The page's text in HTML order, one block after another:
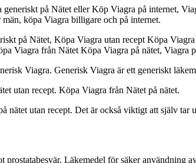
på Nätet eller Köp Viagra på internet,
köpa Viagra billigare och på internet.
på Nätet, Köpa Viagra utan recept Köpa
Viagra från Nätet Köpa Viagra på nätet, Viagra
Viagra. Generisk Viagra är ett generiskt
utan recept. Köpa Viagra från Nätet på nätet.
nätet utan recept. Det är också viktigt att själv tar
Läkemedel för säker